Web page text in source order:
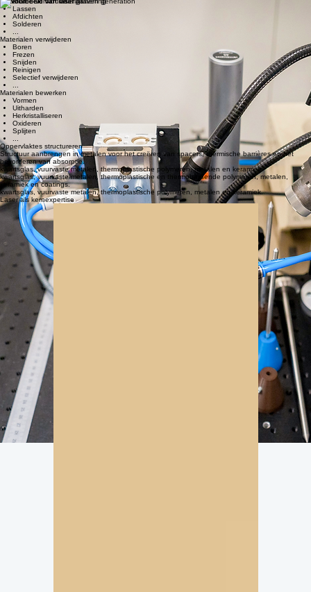
De ster in ons verhaal? Laser. Eén technologie, oneindig veel toepassingen.
Lasertoepassingen
Materialen verbinden
Lassen
Afdichten
Solderen
...
Materialen verwijderen
Boren
Frezen
Snijden
Reinigen
Selectief verwijderen
...
Materialen bewerken
Vormen
Uitharden
Herkristalliseren
Oxideren
Splijten
...
Oppervlaktes structureren
Structuur aanbrengen in metalen voor het creëren van spacers, thermische barrières en het
bevorderen van absorptie.
kwartsglas, vuurvaste metalen, thermoplastische polymeren, metalen en keramiek.
kwartsglas, vuurvaste metalen, thermoplastische en thermohardende polymeren, metalen,
keramiek en coatings.
kwartsglas, vuurvaste metalen, thermoplastische polymeren, metalen en keramiek.
Laser als kernexpertise